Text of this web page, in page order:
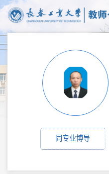
同专业博导